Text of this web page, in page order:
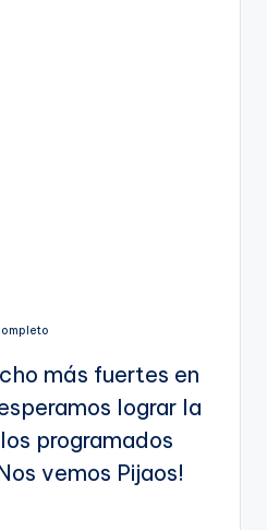
más fuertes en
lograr la
programados
vemos Pijaos!